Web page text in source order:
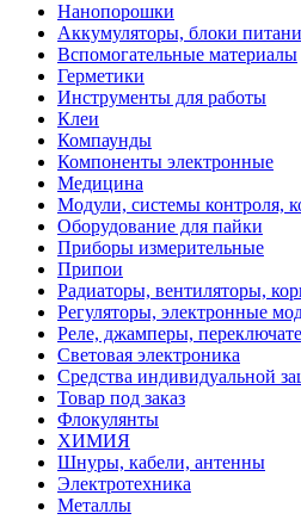
Нанопорошки
Аккумуляторы, блоки
Вспомогательные материалы
Герметики
Инструменты для работы
Клеи
Компаунды
Компоненты электронные
Медицина
Модули, системы контроля,
Оборудование для пайки
Приборы измерительные
Припои
Радиаторы, вентиляторы,
Регуляторы, электронные
Реле, джамперы,
Световая электроника
Средства индивидуальной
Товар под заказ
Флокулянты
ХИМИЯ
Шнуры, кабели, антенны
Электротехника
Металлы